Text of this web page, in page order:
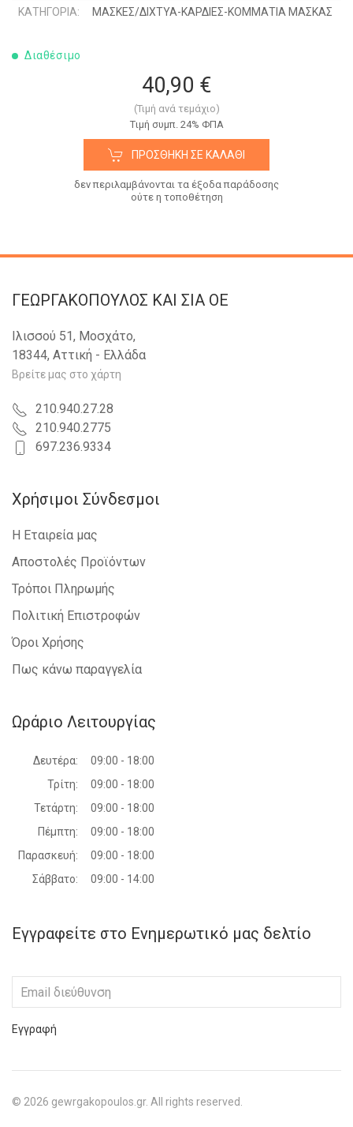
ΚΑΤΗΓΟΡΊΑ:
ΜΑΣΚΕΣ/ΔΙΧΤΥΑ-ΚΑΡΔΙΕΣ-ΚΟΜΜΑΤΙΑ ΜΑΣΚΑΣ
Διαθέσιμο
40,90 €
(Τιμή ανά τεμάχιο)
Tιμή συμπ. 24% ΦΠΑ
ΠΡΟΣΘΉΚΗ ΣΕ ΚΑΛΆΘΙ
δεν περιλαμβάνονται τα έξοδα παράδοσης
ούτε η τοποθέτηση
ΓΕΩΡΓΑΚΟΠΟΥΛΟΣ KAI ΣΙΑ OE
Ιλισσού 51, Μοσχάτο,
18344, Αττική - Ελλάδα
Βρείτε μας στο χάρτη
210.940.27.28
210.940.2775
697.236.9334
Χρήσιμοι Σύνδεσμοι
Η Εταιρεία μας
Αποστολές Προϊόντων
Τρόποι Πληρωμής
Πολιτική Επιστροφών
Όροι Χρήσης
Πως κάνω παραγγελία
Ωράριο Λειτουργίας
Δευτέρα:
09:00 - 18:00
Τρίτη:
09:00 - 18:00
Τετάρτη:
09:00 - 18:00
Πέμπτη:
09:00 - 18:00
Παρασκευή:
09:00 - 18:00
Σάββατο:
09:00 - 14:00
Εγγραφείτε στο Ενημερωτικό μας δελτίο
Εγγραφή
© 2026 gewrgakopoulos.gr. All rights reserved.